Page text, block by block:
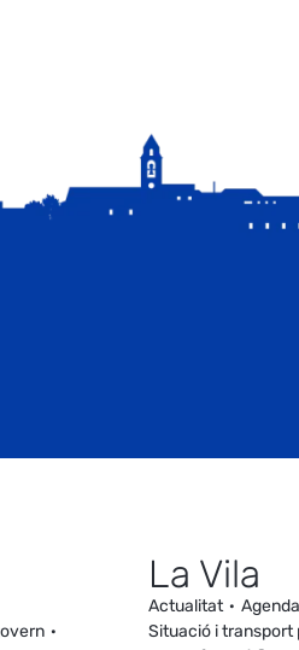
La Vila
Actualitat Agenda
Situació i transport